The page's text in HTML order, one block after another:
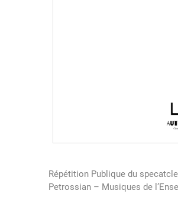
Répétition Publique du
Petrossian – Musiques de